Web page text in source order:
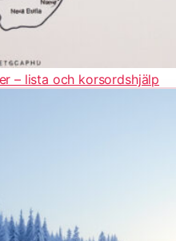
– lista och korsordshjälp